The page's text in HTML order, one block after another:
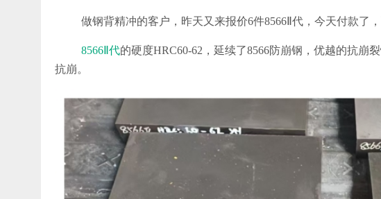
做钢背精冲的客户，昨天又来报价6件8566Ⅱ代，今天付款了，
8566Ⅱ代的硬度HRC60-62，延续了8566防崩钢，优越的抗崩
抗崩。